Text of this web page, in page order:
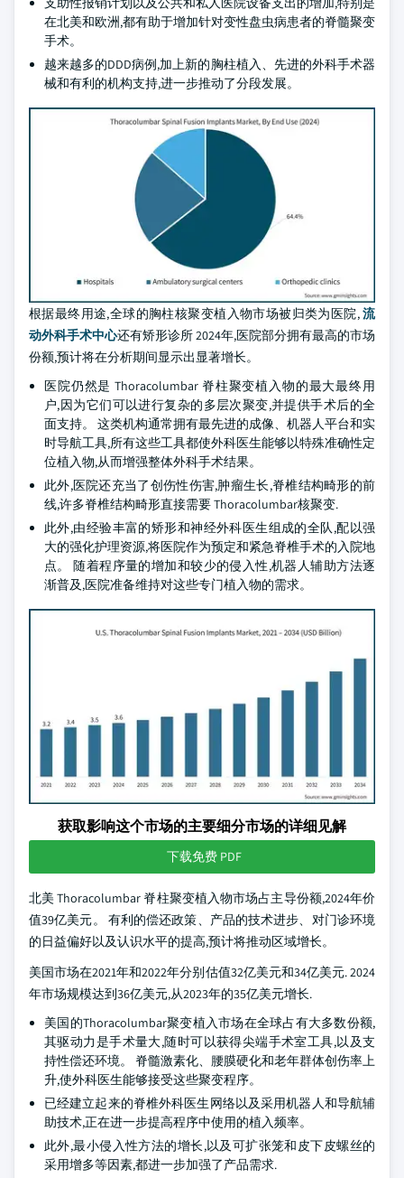
在北美和欧洲,都有助于增加针对变性盘虫病患者的脊髓聚变
手术。
越来越多的DDD病例,加上新的胸柱植入、先进的外科手术器
械和有利的机构支持,进一步推动了分段发展。
根据最终用途,全球的胸柱核聚变植入物市场被归类为医院,流
动外科手术中心还有矫形诊所 2024年,医院部分拥有最高的市场
份额,预计将在分析期间显示出显著增长。
医院仍然是 Thoracolumbar 脊柱聚变植入物的最大最终用
户,因为它们可以进行复杂的多层次聚变,并提供手术后的全
面支持。 这类机构通常拥有最先进的成像、机器人平台和实
时导航工具,所有这些工具都使外科医生能够以特殊准确性定
位植入物,从而增强整体外科手术结果。
此外,医院还充当了创伤性伤害,肿瘤生长,脊椎结构畸形的前
线,许多脊椎结构畸形直接需要 Thoracolumbar核聚变.
此外,由经验丰富的矫形和神经外科医生组成的全队,配以强
大的强化护理资源,将医院作为预定和紧急脊椎手术的入院地
点。 随着程序量的增加和较少的侵入性,机器人辅助方法逐
渐普及,医院准备维持对这些专门植入物的需求。
获取影响这个市场的主要细分市场的详细见解
下载免费 PDF
北美 Thoracolumbar 脊柱聚变植入物市场占主导份额,2024年价
值39亿美元。 有利的偿还政策、产品的技术进步、对门诊环境
的日益偏好以及认识水平的提高,预计将推动区域增长。
美国市场在2021年和2022年分别估值32亿美元和34亿美元. 2024
年市场规模达到36亿美元,从2023年的35亿美元增长.
美国的Thoracolumbar聚变植入市场在全球占有大多数份额,
其驱动力是手术量大,随时可以获得尖端手术室工具,以及支
持性偿还环境。 脊髓激素化、腰膜硬化和老年群体创伤率上
升,使外科医生能够接受这些聚变程序。
已经建立起来的脊椎外科医生网络以及采用机器人和导航辅
助技术,正在进一步提高程序中使用的植入频率。
此外,最小侵入性方法的增长,以及可扩张笼和皮下皮螺丝的
采用增多等因素,都进一步加强了产品需求.